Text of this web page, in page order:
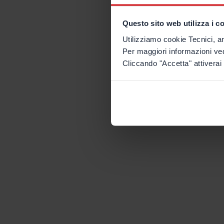
Questo sito web utilizza i
Utilizziamo cookie Tecnici,
Per maggiori informazioni
Cliccando "Accetta"